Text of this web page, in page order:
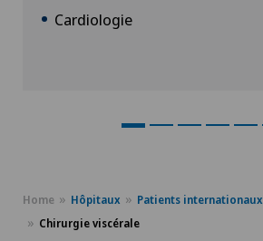
Cardiologie
Home Hôpitaux Patients internationaux
Chirurgie viscérale